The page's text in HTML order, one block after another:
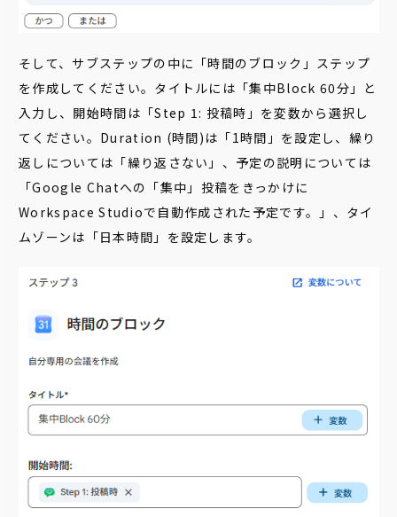
そして、サブステップの中に「時間のブロック」ステップ
を作成してください。タイトルには「集中Block 60分」と
入力し、開始時間は「Step 1: 投稿時」を変数から選択し
てください。Duration (時間)は「1時間」を設定し、繰り
返しについては「繰り返さない」、予定の説明については
「Google Chatへの「集中」投稿をきっかけに
Workspace Studioで自動作成された予定です。」、タイ
ムゾーンは「日本時間」を設定します。